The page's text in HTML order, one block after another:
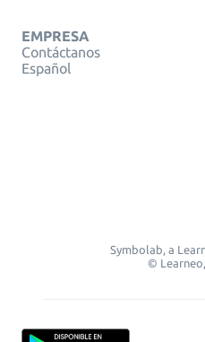
EMPRESA
Contáctanos
Español
Symbolab, a
©